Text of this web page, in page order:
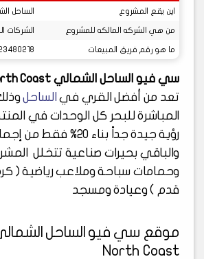
اين يقع المشروع الساحل
من هي الشركه المالكه للمشروع الشركات
ما هو رقم فريق المبيعات
سي فيو الساحل الشمالي Sea View North Coast
تعد من أفضل القري فيالساحل
المباشرة للبحر كل الوحدات في
رؤية جيدة جداً بناء 20%
والباقي بحيرات صناعية تتخلل
وحمامات سباحة وملاعب رياضية (
قدم ) وعيادة ومسجد
North Coast